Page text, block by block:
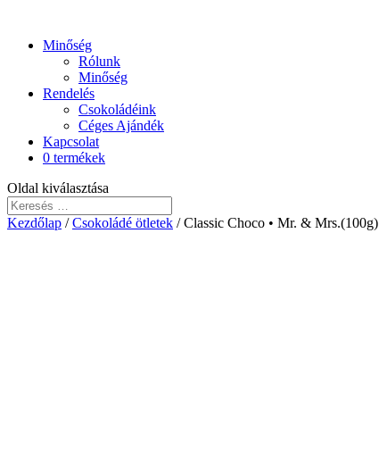
Minőség
Rólunk
Minőség
Rendelés
Csokoládéink
Céges Ajándék
Kapcsolat
0 termékek
Oldal kiválasztása
Kezdőlap /Csokoládé ötletek / Classic Choco • Mr. & Mrs.(100g)